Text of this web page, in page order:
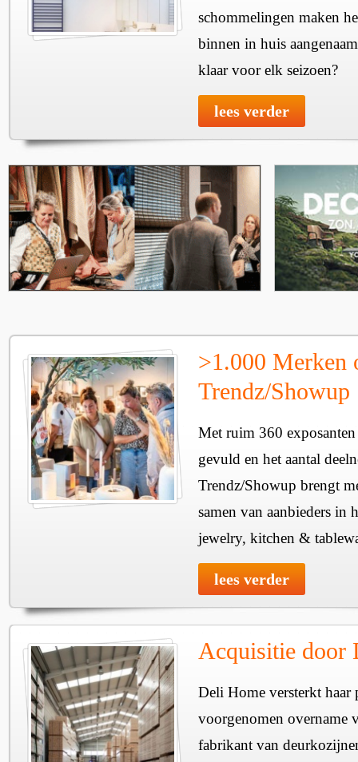
schommelingen maken
binnen in huis
klaar voor elk seizoen?
lees verder
>1.000 Merken
Trendz/Showup
Met ruim 360
gevuld en het aantal
Trendz/Showup brengt
samen van aanbieders in
jewelry, kitchen &
lees verder
Acquisitie door
Deli Home versterkt haar
voorgenomen overname
fabrikant van